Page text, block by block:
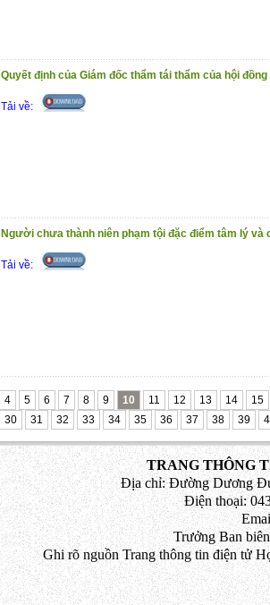
Quyết định của Giám đốc thẩm tái thẩm của hội đồng
Tải về:
Người chưa thành niên phạm tội đặc điểm tâm lý và
Tải về:
4 5 6 7 8 9 10 11 12 13 14
15
30 31 32 33 34 35 36 37 38 39
TRANG THÔNG
Địa chỉ: Đường Dương
Điện thoại:
Trưởng Ban
Ghi rõ nguồn Trang thông tin điện tử